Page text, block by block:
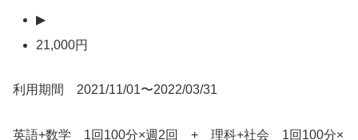
▶
21,000円
利用期間 2021/11/01〜2022/03/31
英語+数学 1回100分×週2回 + 理科+社会 1回100分×